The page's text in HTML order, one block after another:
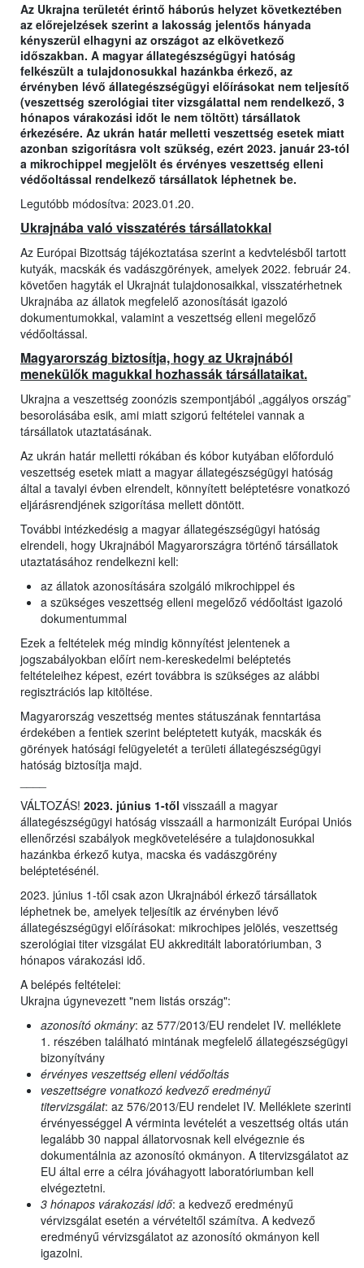
Az Ukrajna területét érintő háborús helyzet következtében
az előrejelzések szerint a lakosság jelentős hányada
kényszerül elhagyni az országot az elkövetkező
időszakban. A magyar állategészségügyi hatóság
felkészült a tulajdonosukkal hazánkba érkező, az
érvényben lévő állategészségügyi előírásokat nem teljesítő
(veszettség szerológiai titer vizsgálattal nem rendelkező, 3
hónapos várakozási időt le nem töltött) társállatok
érkezésére. Az ukrán határ melletti veszettség esetek miatt
azonban szigorításra volt szükség, ezért 2023. január 23-tól
a mikrochippel megjelölt és érvényes veszettség elleni
védőoltással rendelkező társállatok léphetnek be.
Legutóbb módosítva: 2023.01.20.
Ukrajnába való visszatérés társállatokkal
Az Európai Bizottság tájékoztatása szerint a kedvtelésből tartott
kutyák, macskák és vadászgörények, amelyek 2022. február 24.
követően hagyták el Ukrajnát tulajdonosaikkal, visszatérhetnek
Ukrajnába az állatok megfelelő azonosítását igazoló
dokumentumokkal, valamint a veszettség elleni megelőző
védőoltással.
Magyarország biztosítja, hogy az Ukrajnából
menekülők magukkal hozhassák társállataikat.
Ukrajna a veszettség zoonózis szempontjából „aggályos ország”
besorolásába esik, ami miatt szigorú feltételei vannak a
társállatok utaztatásának.
Az ukrán határ melletti rókában és kóbor kutyában előforduló
veszettség esetek miatt a magyar állategészségügyi hatóság
által a tavalyi évben elrendelt, könnyített beléptetésre vonatkozó
eljárásrendjének szigorítása mellett döntött.
További intézkedésig a magyar állategészségügyi hatóság
elrendeli, hogy Ukrajnából Magyarországra történő társállatok
utaztatásához rendelkezni kell:
az állatok azonosítására szolgáló mikrochippel és
a szükséges veszettség elleni megelőző védőoltást igazoló
dokumentummal
Ezek a feltételek még mindig könnyítést jelentenek a
jogszabályokban előírt nem-kereskedelmi beléptetés
feltételeihez képest, ezért továbbra is szükséges az alábbi
regisztrációs lap kitöltése.
Magyarország veszettség mentes státuszának fenntartása
érdekében a fentiek szerint beléptetett kutyák, macskák és
görények hatósági felügyeletét a területi állategészségügyi
hatóság biztosítja majd.
VÁLTOZÁS! 2023. június 1-től visszaáll a magyar
állategészségügyi hatóság visszaáll a harmonizált Európai Uniós
ellenőrzési szabályok megkövetelésére a tulajdonosukkal
hazánkba érkező kutya, macska és vadászgörény
beléptetésénél.
2023. június 1-től csak azon Ukrajnából érkező társállatok
léphetnek be, amelyek teljesítik az érvényben lévő
állategészségügyi előírásokat: mikrochipes jelölés, veszettség
szerológiai titer vizsgálat EU akkreditált laboratóriumban, 3
hónapos várakozási idő.
A belépés feltételei:
Ukrajna úgynevezett "nem listás ország":
azonosító okmány: az 577/2013/EU rendelet IV. melléklete
1. részében található mintának megfelelő állategészségügyi
bizonyítvány
érvényes veszettség elleni védőoltás
veszettségre vonatkozó kedvező eredményű
titervizsgálat: az 576/2013/EU rendelet IV. Melléklete szerinti
érvényességgel A vérminta levételét a veszettség oltás után
legalább 30 nappal állatorvosnak kell elvégeznie és
dokumentálnia az azonosító okmányon. A titervizsgálatot az
EU által erre a célra jóváhagyott laboratóriumban kell
elvégeztetni.
3 hónapos várakozási idő: a kedvező eredményű
vérvizsgálat esetén a vérvételtől számítva. A kedvező
eredményű vérvizsgálatot az azonosító okmányon kell
igazolni.